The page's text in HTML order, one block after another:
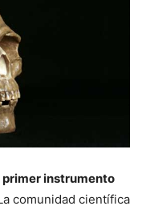
primer instrumento
comunidad científica